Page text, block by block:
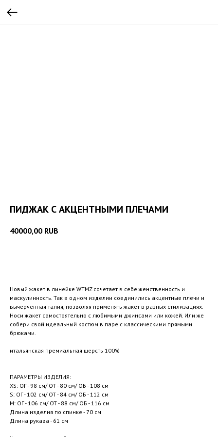
ПИДЖАК С АКЦЕНТНЫМИ ПЛЕЧАМИ
40000,00 RUB
Новый жакет в линейке WTMZ сочетает в себе женственность и
маскулинность. Так в одном изделии соединились акцентные плечи и
вычерченная талия, позволяя применять жакет в разных стилизациях.
Носи жакет самостоятельно с любимыми джинсами или кожей. Или же
собери свой идеальный костюм в паре с классическими прямыми
брюками.
итальянская премиальная шерсть 100%
ПАРАМЕТРЫ ИЗДЕЛИЯ:
XS: ОГ - 98 см/ ОТ - 80 см/ ОБ - 108 см
S: ОГ - 102 см/ ОТ - 84 см/ ОБ - 112 см
M: ОГ - 106 см/ ОТ - 88 см/ ОБ - 116 см
Длина изделия по спинке - 70 см
Длина рукава - 61 см